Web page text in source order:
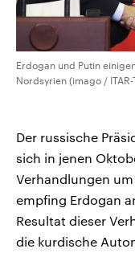
Erdogan und Putin
Nordsyrien (imago /
Der russische
sich in jenen
Verhandlungen
empfing Erdogan
Resultat dieser
die kurdische